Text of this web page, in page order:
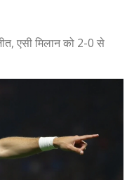
एसी मिलान को 2-0 से